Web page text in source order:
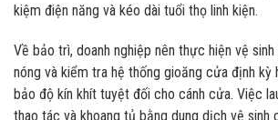
kiệm điện năng và kéo dài tuổi thọ linh kiện.
Về bảo trì, doanh nghiệp nên thực hiện vệ
nóng và kiểm tra hệ thống gioăng cửa định kỳ
bảo độ kín khít tuyệt đối cho cánh cửa. Việc
thao tác và khoang tủ bằng dung dịch vệ sinh